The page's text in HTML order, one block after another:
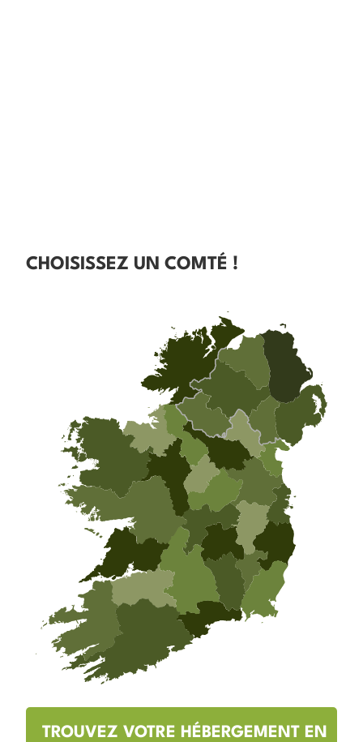
CHOISISSEZ UN COMTÉ !
TROUVEZ VOTRE HÉBERGEMENT EN